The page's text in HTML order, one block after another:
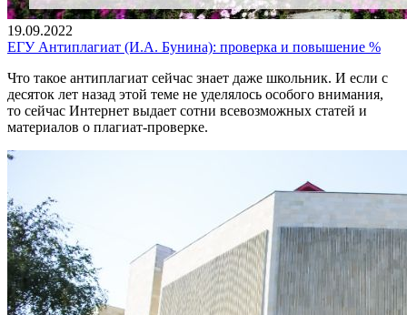
19.09.2022
ЕГУ Антиплагиат (И.А. Бунина): проверка и повышение %
Что такое антиплагиат сейчас знает даже школьник. И если с
десяток лет назад этой теме не уделялось особого внимания,
то сейчас Интернет выдает сотни всевозможных статей и
материалов о плагиат-проверке.